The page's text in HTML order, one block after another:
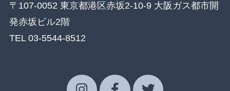
〒107-0052 東京都港区赤坂2-10-9 大阪ガス都市開
発赤坂ビル2階
TEL 03-5544-8512